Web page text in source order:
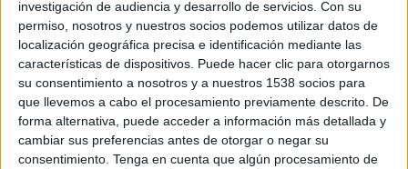
investigación de audiencia y desarrollo de servicios. Con su
permiso, nosotros y nuestros socios podemos utilizar datos de
localización geográfica precisa e identificación mediante las
características de dispositivos. Puede hacer clic para otorgarnos
su consentimiento a nosotros y a nuestros 1538 socios para
que llevemos a cabo el procesamiento previamente descrito. De
forma alternativa, puede acceder a información más detallada y
cambiar sus preferencias antes de otorgar o negar su
consentimiento. Tenga en cuenta que algún procesamiento de
Aquestes tasques estaven programades perquè
quan comenci la temporada d’estiu es puguin
oferir places d’aparcament que millorin la
mobilitat i l’accessibilitat a la via pública durant
uns mesos on el trànsit de vehicles es multiplica
considerablement.